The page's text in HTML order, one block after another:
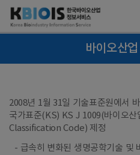
바이오산
2008년 1월 31일 기술표준원에서
국가표준(KS) KS J 1009(바이오
Classification Code) 제정
- 급속히 변화된 생명공학기술 및